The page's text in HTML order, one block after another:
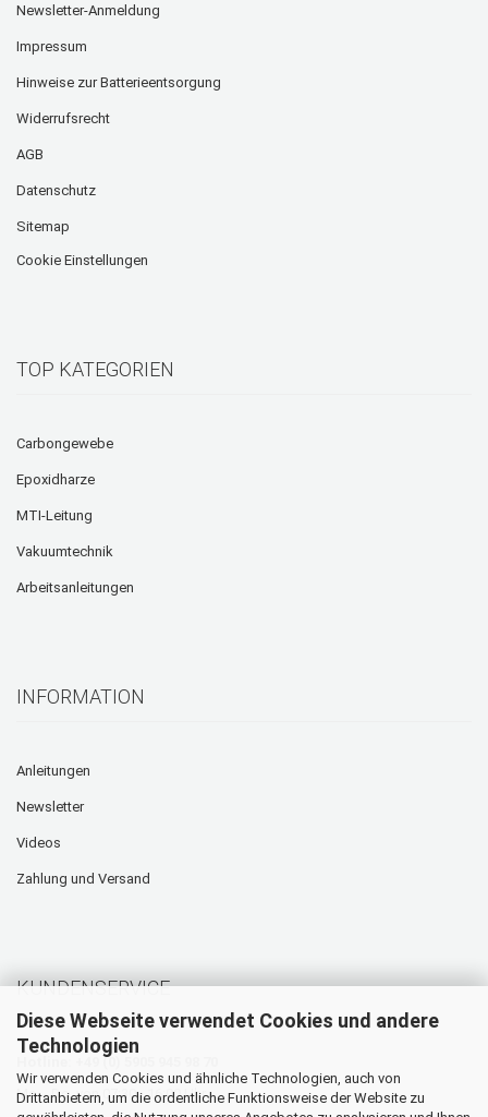
Diese Webseite verwendet Cookies und andere
Technologien
Wir verwenden Cookies und ähnliche Technologien, auch von
Drittanbietern, um die ordentliche Funktionsweise der Website zu
Newsletter-Anmeldung
Impressum
Hinweise zur Batterieentsorgung
Widerrufsrecht
AGB
Datenschutz
Sitemap
Cookie Einstellungen
TOP KATEGORIEN
Carbongewebe
Epoxidharze
MTI-Leitung
Vakuumtechnik
Arbeitsanleitungen
INFORMATION
Anleitungen
Newsletter
Videos
Zahlung und Versand
KUNDENSERVICE
Hotline: +49 (0) 5905 945 98 70
Mo. - Do. von 07:30 - 16:00 Uhr